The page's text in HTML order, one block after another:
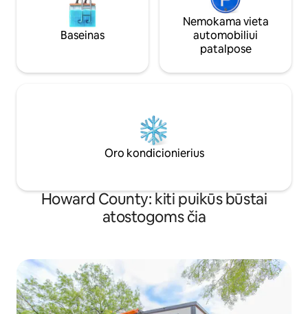
Baseinas
Nemokama vieta
automobiliui
patalpose
Oro kondicionierius
Howard County: kiti puikūs būstai
atostogoms čia